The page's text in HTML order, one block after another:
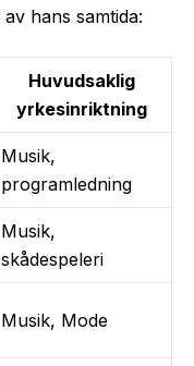
hans samtida:
Huvudsaklig
yrkesinriktning
Musik,
programledning
Musik,
skådespeleri
Musik, Mode